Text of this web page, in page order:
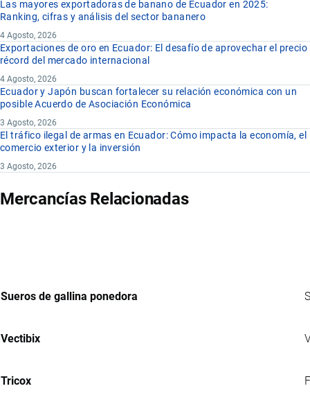
Las mayores exportadoras de banano de Ecuador en 2025:
Ranking, cifras y análisis del sector bananero
4 Agosto, 2026
Exportaciones de oro en Ecuador: El desafío de aprovechar el precio
récord del mercado internacional
4 Agosto, 2026
Ecuador y Japón buscan fortalecer su relación económica con un
posible Acuerdo de Asociación Económica
3 Agosto, 2026
El tráfico ilegal de armas en Ecuador: Cómo impacta la economía, el
comercio exterior y la inversión
3 Agosto, 2026
Mercancías Relacionadas
Sueros de gallina ponedora
Vectibix
Tricox